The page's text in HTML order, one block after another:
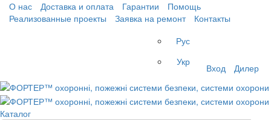
О нас Доставка и оплата Гарантии
Помощь
Реализованные проекты
Заявка на ремонт
Контакты
Рус
Укр
Вход Дилер
Каталог